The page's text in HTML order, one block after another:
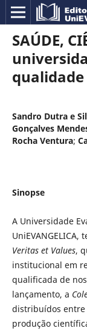
SAÚDE,
Sandro Dutra e
Gonçalves
Rocha Ventura;
Sinopse
A Universidade
Veritas et Values,
institucional em
qualificada de
lançamento, a
distribuídos entre
produção